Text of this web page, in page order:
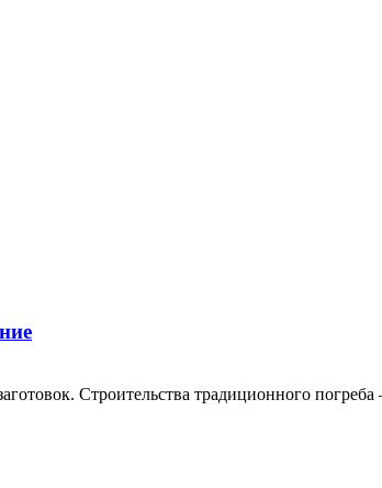
Строительства традиционного